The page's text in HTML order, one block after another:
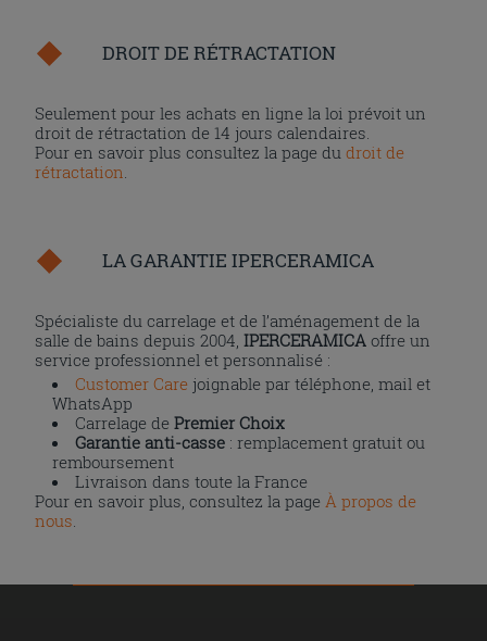
DROIT DE RÉTRACTATION
Seulement pour les achats en ligne la loi prévoit un
droit de rétractation de 14 jours calendaires.
Pour en savoir plus consultez la page dudroit de
rétractation
LA GARANTIE IPERCERAMICA
Spécialiste du carrelage et de l’aménagement de la
salle de bains depuis 2004,IPERCERAMICA offre un
service professionnel et personnalisé :
Customer Care joignable par téléphone, mail et
WhatsApp
Carrelage dePremier Choix
Garantie anti-casse : remplacement gratuit ou
remboursement
Livraison dans toute la France
Pour en savoir plus, consultez la page À propos de
nous